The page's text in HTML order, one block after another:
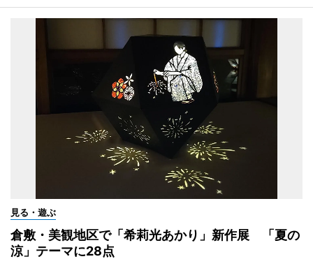
見る・遊ぶ
倉敷・美観地区で「希莉光あかり」新作展 「夏の
涼」テーマに28点